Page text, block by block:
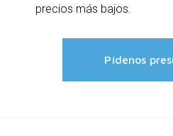
precios más bajos.
Pídenos